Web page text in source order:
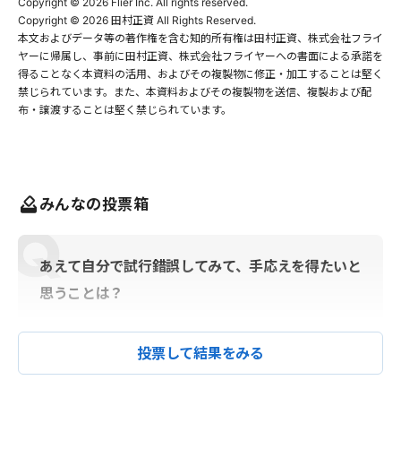
Copyright © 2026 田村正資 All Rights Reserved.
本文およびデータ等の著作権を含む知的所有権は田村正資、株式会社フライ
ヤーに帰属し、事前に田村正資、株式会社フライヤーへの書面による承諾を
得ることなく本資料の活用、およびその複製物に修正・加工することは堅く
禁じられています。また、本資料およびその複製物を送信、複製および配
布・譲渡することは堅く禁じられています。
みんなの投票箱
あえて自分で試行錯誤してみて、手応えを得たいと
思うことは？
投票して結果をみる